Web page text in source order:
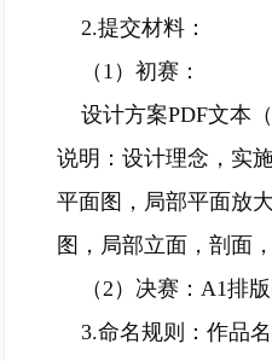
2.提交材料：
（1）初赛：
设计方案PDF文本
说明：设计理念，实
平面图，局部平面放
图，局部立面，剖面
（2）决赛：A1排版
3.命名规则：作品